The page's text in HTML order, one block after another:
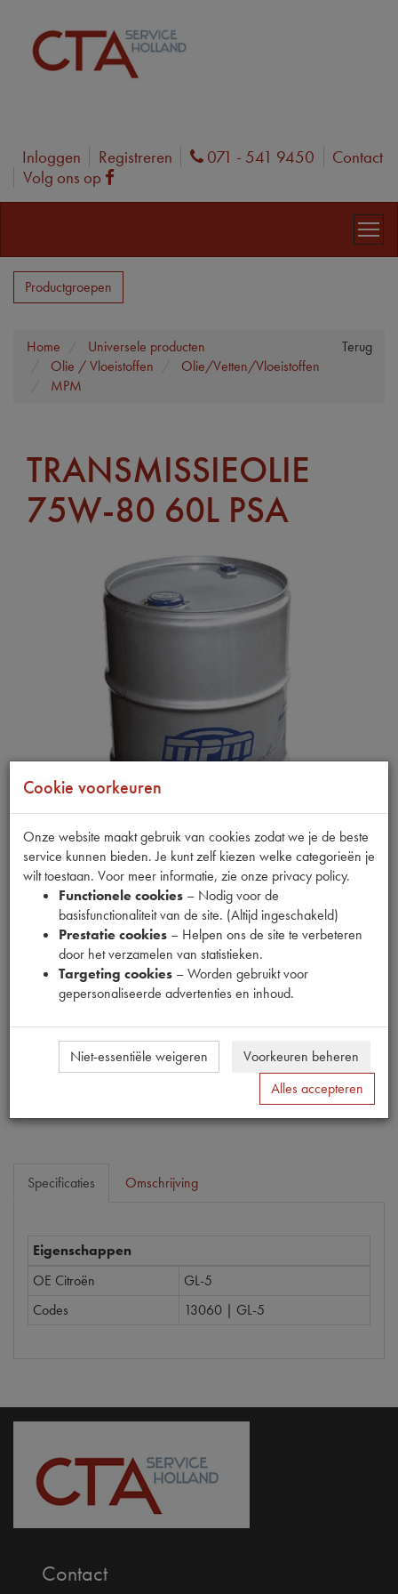
Inloggen Registreren Phone
071 - 541 9450
Contact
Volg ons op
Facebook
Productgroepen
Terug
Home
Universele producten
Olie / Vloeistoffen
Olie/Vetten/Vloeistoffen
MPM
TRANSMISSIEOLIE
75W-80 60L PSA
Fabrikant
Productnummer
1911067
Dit product kan op dit moment niet besteld worden
Specificaties Omschrijving
Eigenschappen
OE Citroën
GL-5
Codes
13060 | GL-5
Contact
Cookie voorkeuren
Onze website maakt gebruik van cookies zodat we je de beste
service kunnen bieden. Je kunt zelf kiezen welke categorieën je
wilt toestaan. Voor meer informatie, zie onze privacy policy.
Functionele cookies – Nodig voor de
basisfunctionaliteit van de site. (Altijd ingeschakeld)
Prestatie cookies – Helpen ons de site te verbeteren
door het verzamelen van statistieken.
Targeting cookies – Worden gebruikt voor
gepersonaliseerde advertenties en inhoud.
Niet-essentiële weigeren
Voorkeuren beheren
Alles accepteren